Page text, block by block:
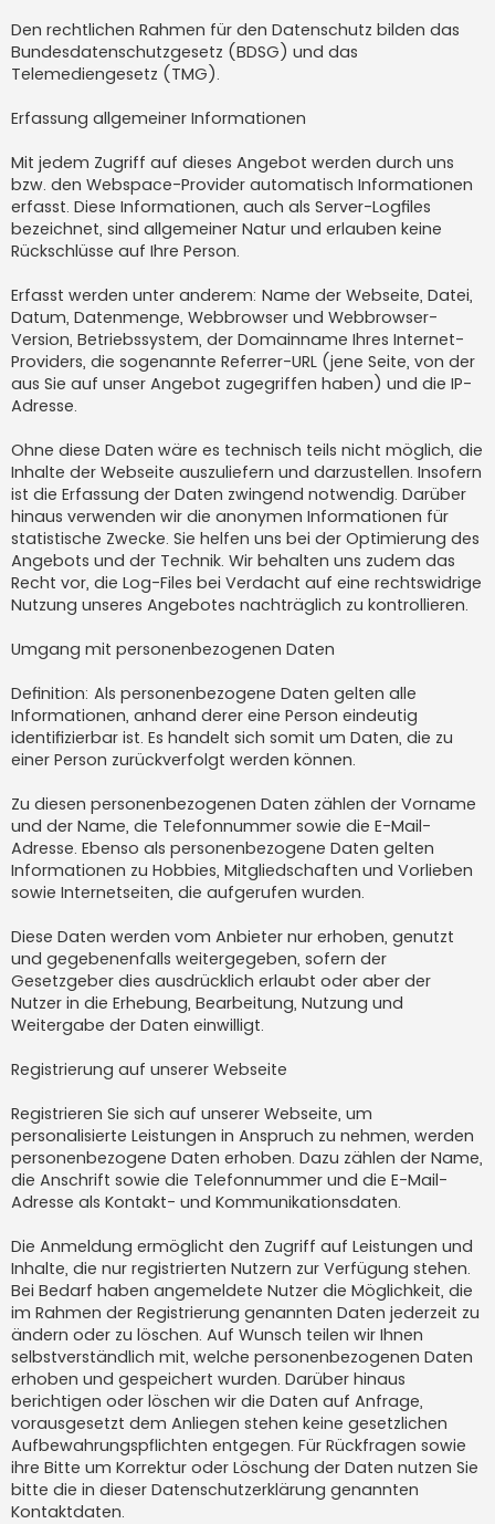
Den rechtlichen Rahmen für den Datenschutz bilden das
Bundesdatenschutzgesetz (BDSG) und das
Telemediengesetz (TMG).
Erfassung allgemeiner Informationen
Mit jedem Zugriff auf dieses Angebot werden durch uns
bzw. den Webspace-Provider automatisch Informationen
erfasst. Diese Informationen, auch als Server-Logfiles
bezeichnet, sind allgemeiner Natur und erlauben keine
Rückschlüsse auf Ihre Person.
Erfasst werden unter anderem: Name der Webseite, Datei,
Datum, Datenmenge, Webbrowser und Webbrowser-
Version, Betriebssystem, der Domainname Ihres Internet-
Providers, die sogenannte Referrer-URL (jene Seite, von der
aus Sie auf unser Angebot zugegriffen haben) und die IP-
Adresse.
Ohne diese Daten wäre es technisch teils nicht möglich, die
Inhalte der Webseite auszuliefern und darzustellen. Insofern
ist die Erfassung der Daten zwingend notwendig. Darüber
hinaus verwenden wir die anonymen Informationen für
statistische Zwecke. Sie helfen uns bei der Optimierung des
Angebots und der Technik. Wir behalten uns zudem das
Recht vor, die Log-Files bei Verdacht auf eine rechtswidrige
Nutzung unseres Angebotes nachträglich zu kontrollieren.
Umgang mit personenbezogenen Daten
Definition: Als personenbezogene Daten gelten alle
Informationen, anhand derer eine Person eindeutig
identifizierbar ist. Es handelt sich somit um Daten, die zu
einer Person zurückverfolgt werden können.
Zu diesen personenbezogenen Daten zählen der Vorname
und der Name, die Telefonnummer sowie die E-Mail-
Adresse. Ebenso als personenbezogene Daten gelten
Informationen zu Hobbies, Mitgliedschaften und Vorlieben
sowie Internetseiten, die aufgerufen wurden.
Diese Daten werden vom Anbieter nur erhoben, genutzt
und gegebenenfalls weitergegeben, sofern der
Gesetzgeber dies ausdrücklich erlaubt oder aber der
Nutzer in die Erhebung, Bearbeitung, Nutzung und
Weitergabe der Daten einwilligt.
Registrierung auf unserer Webseite
Registrieren Sie sich auf unserer Webseite, um
personalisierte Leistungen in Anspruch zu nehmen, werden
personenbezogene Daten erhoben. Dazu zählen der Name,
die Anschrift sowie die Telefonnummer und die E-Mail-
Adresse als Kontakt- und Kommunikationsdaten.
Die Anmeldung ermöglicht den Zugriff auf Leistungen und
Inhalte, die nur registrierten Nutzern zur Verfügung stehen.
Bei Bedarf haben angemeldete Nutzer die Möglichkeit, die
im Rahmen der Registrierung genannten Daten jederzeit zu
ändern oder zu löschen. Auf Wunsch teilen wir Ihnen
selbstverständlich mit, welche personenbezogenen Daten
erhoben und gespeichert wurden. Darüber hinaus
berichtigen oder löschen wir die Daten auf Anfrage,
vorausgesetzt dem Anliegen stehen keine gesetzlichen
Aufbewahrungspflichten entgegen. Für Rückfragen sowie
ihre Bitte um Korrektur oder Löschung der Daten nutzen Sie
bitte die in dieser Datenschutzerklärung genannten
Kontaktdaten.